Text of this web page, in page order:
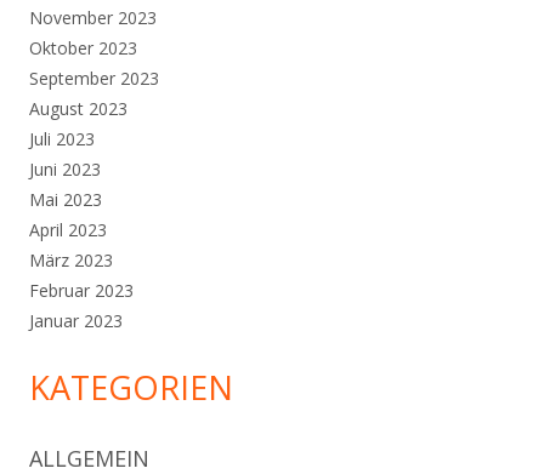
November 2023
Oktober 2023
September 2023
August 2023
Juli 2023
Juni 2023
Mai 2023
April 2023
März 2023
Februar 2023
Januar 2023
KATEGORIEN
ALLGEMEIN